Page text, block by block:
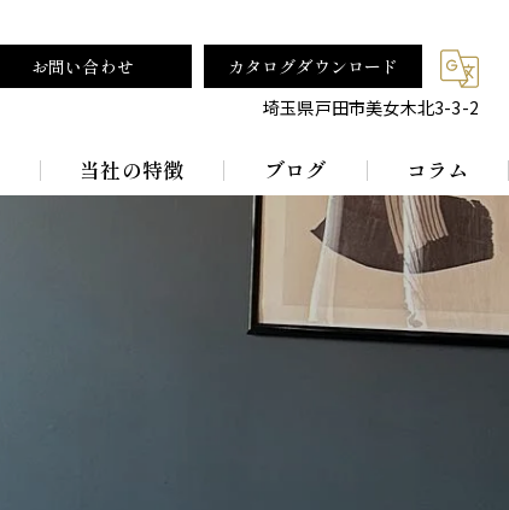
お問い合わせ
カタログダウンロード
埼玉県戸田市美女木北3-3-2
当社の特徴 ブログ コラム